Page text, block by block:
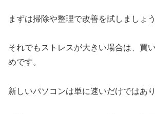
まずは掃除や整理で改善を試しましょう
それでもストレスが大きい場合は、買
めです。
新しいパソコンは単に速いだけではあり